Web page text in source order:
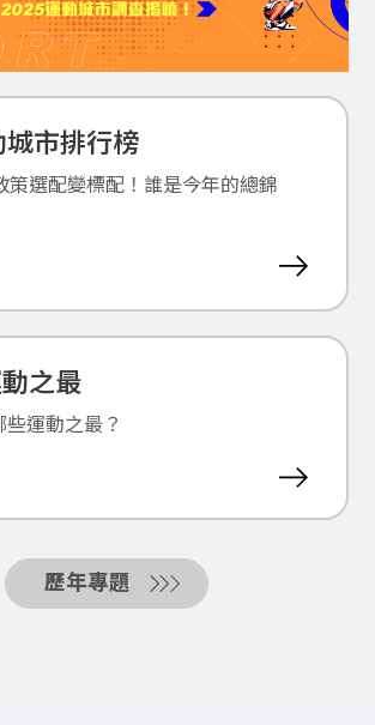
市排行榜
策選配變標配！誰是今年的總錦
之最
運動之最？
歷年專題